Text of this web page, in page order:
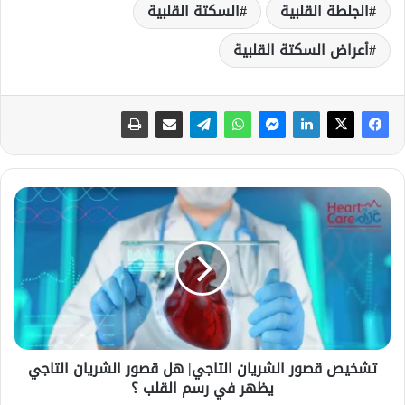
الجلطة القلبية
السكتة القلبية
أعراض السكتة القلبية
ت
ش
خ
ي
ص
ص
ر
تشخيص قصور الشريان التاجي| هل قصور الشريان التاجي
يظهر في رسم القلب ؟